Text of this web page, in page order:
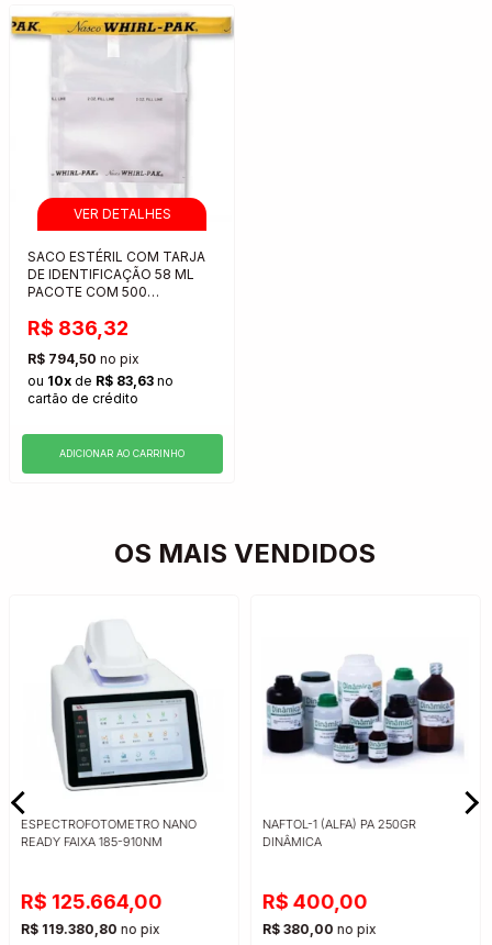
SACO ESTÉRIL COM TARJA
DE IDENTIFICAÇÃO 58 ML
PACOTE COM 500
R$ 836,32
R$ 794,50 no pix
ou 10x de R$ 83,63 no
cartão de crédito
ADICIONAR AO CARRINHO
OS MAIS VENDIDOS
ESPECTROFOTOMETRO NANO
READY FAIXA 185-910NM
R$ 125.664,00
R$ 119.380,80 no pix
NAFTOL-1 (ALFA) PA 250GR
DINÂMICA
R$ 400,00
R$ 380,00 no pix